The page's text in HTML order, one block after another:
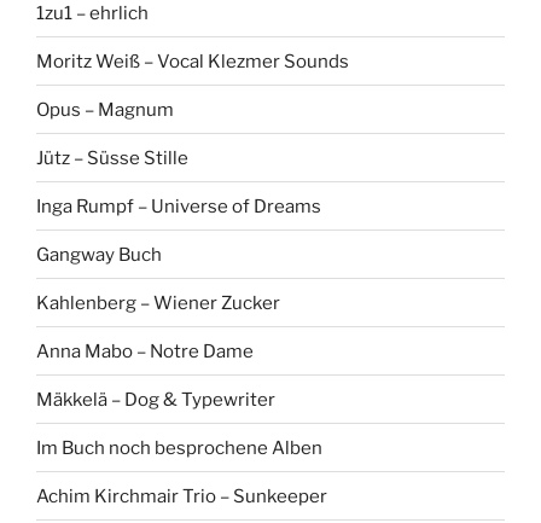
1zu1 – ehrlich
Moritz Weiß – Vocal Klezmer Sounds
Opus – Magnum
Jütz – Süsse Stille
Inga Rumpf – Universe of Dreams
Gangway Buch
Kahlenberg – Wiener Zucker
Anna Mabo – Notre Dame
Mäkkelä – Dog & Typewriter
Im Buch noch besprochene Alben
Achim Kirchmair Trio – Sunkeeper